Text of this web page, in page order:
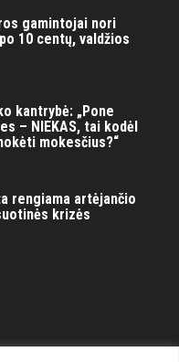
gamintojai nori
10 centų, valdžios
kantrybė: „Pone
– NIEKAS, tai kodėl
mokesčius?“
rengiama artėjančio
krizės